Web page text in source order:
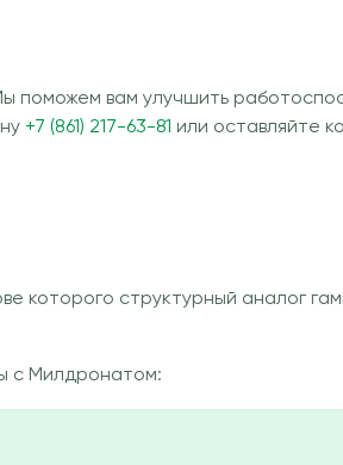
поможем вам улучшить
+7 (861) 217-63-81 или оставляйте
которого структурный аналог
с Милдронатом: